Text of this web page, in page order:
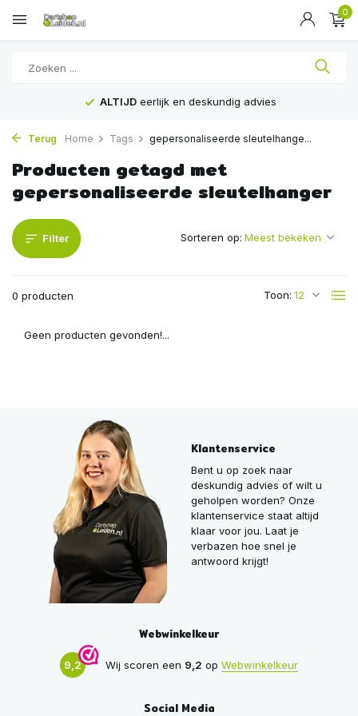
0
ALTIJD eerlijk en deskundig advies
Terug Home Tags gepersonaliseerde sleutelhange...
Producten getagd met
gepersonaliseerde sleutelhanger
Filter
0 producten Toon:
Sorteren op:
Geen producten gevonden!...
Klantenservice
Bent u op zoek naar
deskundig advies of wilt u
geholpen worden? Onze
klantenservice staat altijd
klaar voor jou. Laat je
verbazen hoe snel je
antwoord krijgt!
Webwinkelkeur
9,2 Wij scoren een 9,2 op Webwinkelkeur
Social Media